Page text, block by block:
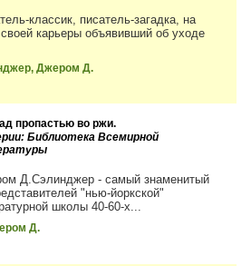
классик, писатель-загадка, на
своей карьеры объявивший об уходе
Джером Д.
пропастью во ржи.
Библиотека Всемирной
Д.Сэлинджер - самый знаменитый
"нью-йоркской"
школы 40-60-х...
Д.